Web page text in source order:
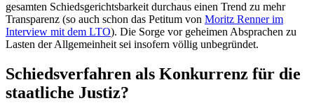
gesamten Schiedsgerichtsbarkeit durchaus einen Trend zu mehr
Transparenz (so auch schon das Petitum von Moritz Renner im
Interview mit dem LTO). Die Sorge vor geheimen Absprachen zu
Lasten der Allgemeinheit sei insofern völlig unbegründet.
Schiedsverfahren als Konkurrenz für die
staatliche Justiz?